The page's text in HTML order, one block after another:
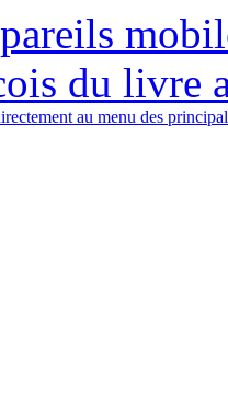
du livre
au menu des